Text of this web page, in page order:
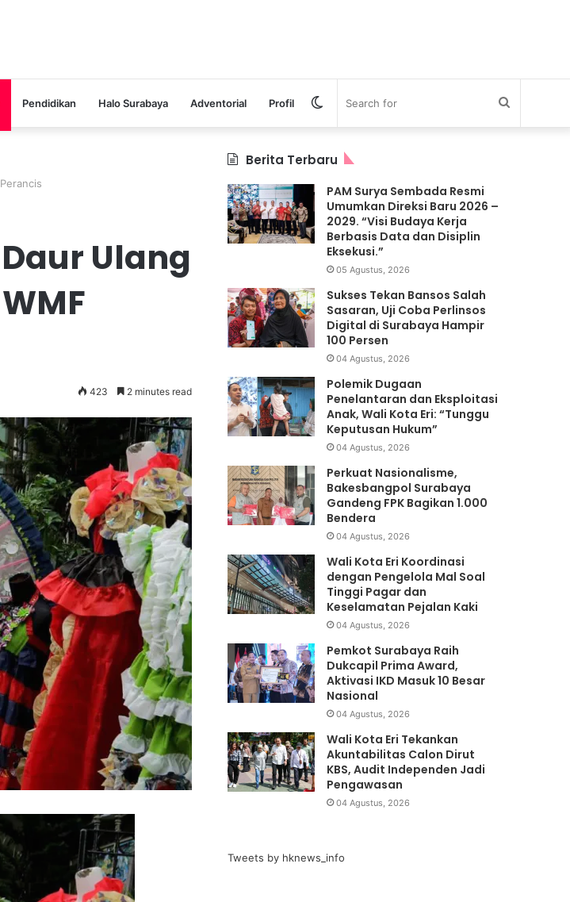
Pendidikan Halo Surabaya Adventorial Profil Search
Switch
skin
Ulang
423 2 minutes read
Berita Terbaru
PAM Surya Sembada Resmi
Umumkan Direksi Baru 2026 –
2029. “Visi Budaya Kerja
Berbasis Data dan Disiplin
Eksekusi.”
05 Agustus, 2026
Sukses Tekan Bansos Salah
Sasaran, Uji Coba Perlinsos
Digital di Surabaya Hampir
100 Persen
04 Agustus, 2026
Polemik Dugaan
Penelantaran dan Eksploitasi
Anak, Wali Kota Eri: “Tunggu
Keputusan Hukum”
04 Agustus, 2026
Perkuat Nasionalisme,
Bakesbangpol Surabaya
Gandeng FPK Bagikan 1.000
Bendera
04 Agustus, 2026
Wali Kota Eri Koordinasi
dengan Pengelola Mal Soal
Tinggi Pagar dan
Keselamatan Pejalan Kaki
04 Agustus, 2026
Pemkot Surabaya Raih
Dukcapil Prima Award,
Aktivasi IKD Masuk 10 Besar
Nasional
04 Agustus, 2026
Wali Kota Eri Tekankan
Akuntabilitas Calon Dirut
KBS, Audit Independen Jadi
Pengawasan
04 Agustus, 2026
Tweets by hknews_info